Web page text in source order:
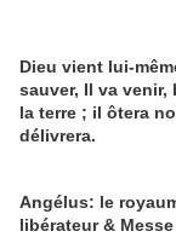
Dieu vient lui-
sauver, Il va venir,
la terre ; il ôtera
délivrera.
Angélus: le
libérateur &